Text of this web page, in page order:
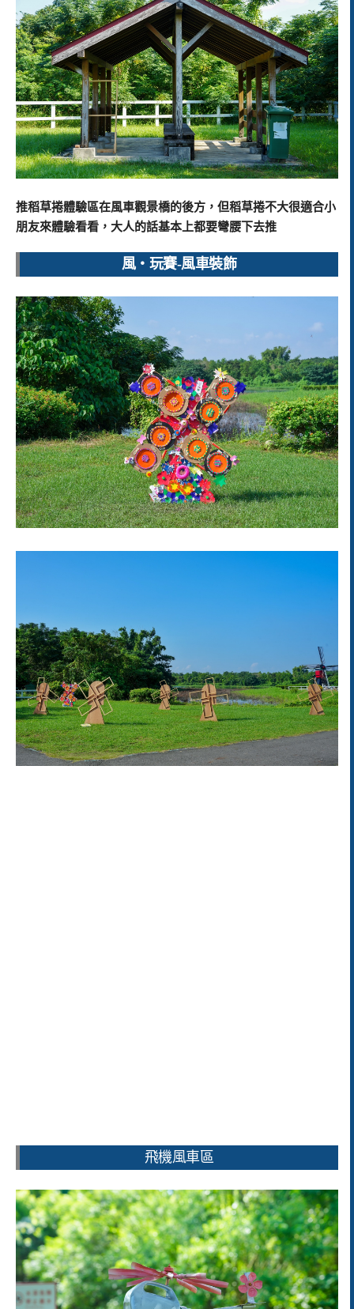
推稻草捲體驗區在風車觀景橋的後方，但稻草捲不大很適合小
朋友來體驗看看，大人的話基本上都要彎腰下去推
風‧玩賽-風車裝飾
飛機風車區